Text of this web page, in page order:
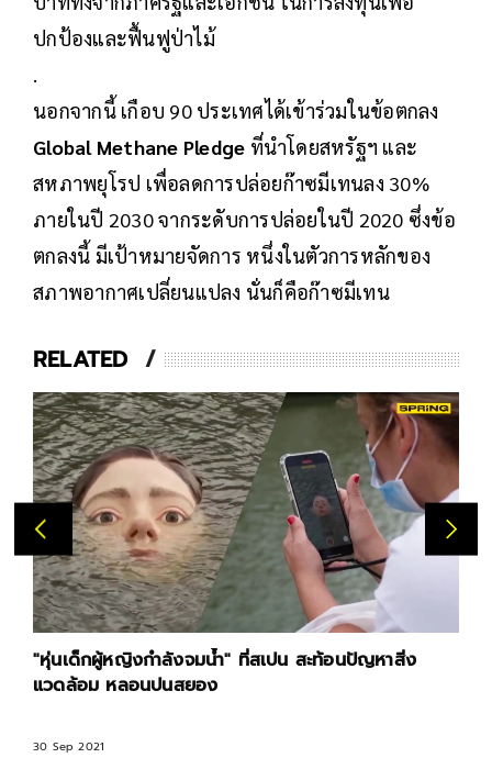
ปกป้องและฟื้นฟูป่าไม้
.
นอกจากนี้ เกือบ 90 ประเทศได้เข้าร่วมในข้อตกลง
Global Methane Pledge ที่นำโดยสหรัฐฯ และ
สหภาพยุโรป เพื่อลดการปล่อยก๊าซมีเทนลง 30%
ภายในปี 2030 จากระดับการปล่อยในปี 2020 ซึ่งข้อ
ตกลงนี้ มีเป้าหมายจัดการ หนึ่งในตัวการหลักของ
สภาพอากาศเปลี่ยนแปลง นั่นก็คือก๊าซมีเทน
RELATED
"หุ่นเด็กผู้หญิงกำลังจมน้ำ" ที่สเปน สะท้อนปัญหาสิ่ง
แวดล้อม หลอนปนสยอง
30 Sep 2021